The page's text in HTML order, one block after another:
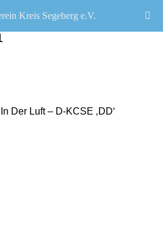
0 COMMENTS
Der Luft – D-KCSE ‚DD‘
Kreis Segeberg e.V.